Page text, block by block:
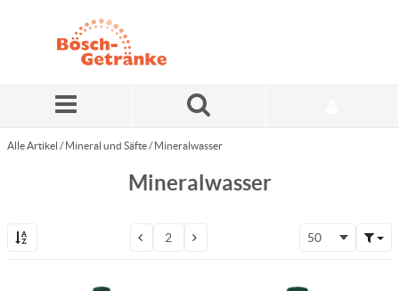
Alle Artikel / Mineral und Säfte/ Mineralwasser
Mineralwasser
50